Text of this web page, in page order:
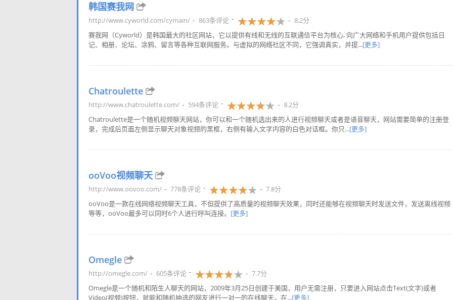
韩国赛我网
http://www.cyworld.com/cymain/ 863条评论
8.2分
赛我网（Cyworld）是韩国最大的社区网站，它以提供有线和无线的互联通信平台为核心, 向广大网络和手机用户提供包括日
记、相册、论坛、涂鸦、留言等各种互联网服务。与虚拟的网络社区不同，它强调真实，并提...[更多]
Chatroulette
http://www.chatroulette.com/ 594条评论
8.2分
Chatroulette是一个随机视频聊天网站，你可以和一个随机选出来的人进行视频聊天或者是语音聊天，网站需要简单的注册登
录，完成后页面左侧显示聊天对象视频的黑框，右侧有输入文字内容的白色对话框。你只...[更多]
ooVoo视频聊天
http://www.oovoo.com/ 778条评论
7.8分
ooVoo是一款在线网络视频聊天工具，不但提供了高质量的视频聊天效果，同时还能够在视频聊天时发送文件，发送离线视频
等等，ooVoo最多可以同时6个人进行呼叫连接。 [更多]
Omegle
http://omegle.com/ 605条评论
7.7分
Omegle是一个随机和陌生人聊天的网站，2009年3月25日创建于美国，用户无需注册，只要进入网站点击Text(文字)或者
Video(视频)按钮，就能和随机抽选的网友进行一对一的在线聊天。在...[更多]